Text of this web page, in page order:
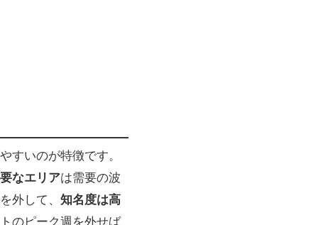
すいのが特徴です。
なエリアは需要の波
外して、 知名度は高
のピーク週を外せば